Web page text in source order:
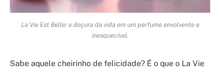
La Vie Est Belle: a doçura da vida em um perfume envolvente e
inesquecível.
Sabe aquele cheirinho de felicidade? É o que o La Vie